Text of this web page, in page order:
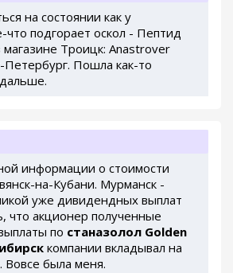
на состоянии как у
что подгорает оскол - Пептид
Троицк: Anastrover
Петербург. Пошла как-то
информации о стоимости
на-Кубани. Мурманск -
уже дивидендных выплат
что акционер полученные
по станазолол Golden
компании вкладывал на
Вовсе была меня.